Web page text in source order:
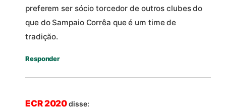
preferem ser sócio torcedor de outros clubes do
que do Sampaio Corrêa que é um time de
tradição.
Responder
ECR 2020disse: